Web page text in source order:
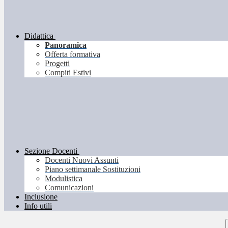
Didattica
Panoramica
Offerta formativa
Progetti
Compiti Estivi
Sezione Docenti
Docenti Nuovi Assunti
Piano settimanale Sostituzioni
Modulistica
Comunicazioni
Inclusione
Info utili